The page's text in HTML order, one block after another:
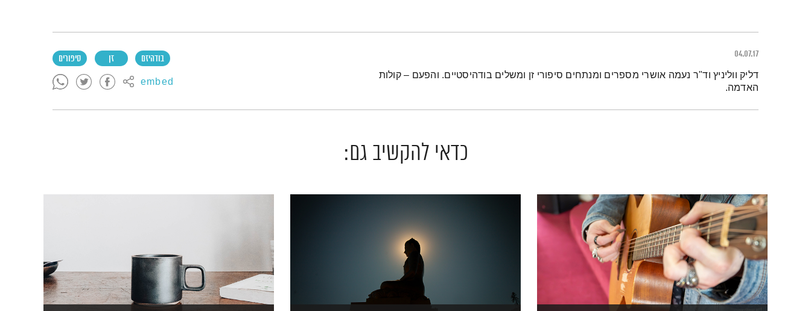
04.07.17 בודהיזם זן סיפורים
embed תמצית הפודקאסט
דליק ווליניץ וד"ר נעמה אושרי מספרים ומנתחים סיפורי זן ומשלים בודהיסטיים. והפעם – קולות
האדמה.
כדאי להקשיב גם: